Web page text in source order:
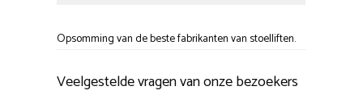
Opsomming van de beste fabrikanten van stoelliften.
Veelgestelde vragen van onze bezoekers